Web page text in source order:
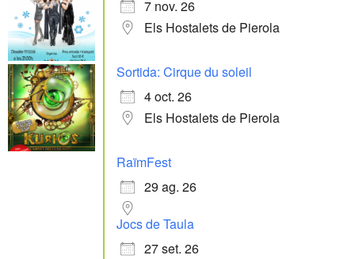
7 nov. 26
Els Hostalets de Pierola
Sortida: Cirque du soleil
4 oct. 26
Els Hostalets de Pierola
RaïmFest
29 ag. 26
Jocs de Taula
27 set. 26